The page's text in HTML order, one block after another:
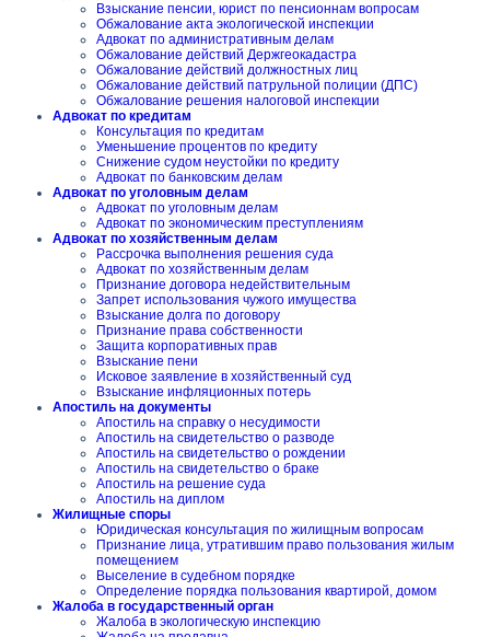
Взыскание пенсии, юрист по пенсионнам вопросам
Обжалование акта экологической инспекции
Адвокат по административным делам
Обжалование действий Держгеокадастра
Обжалование действий должностных лиц
Обжалование действий патрульной полиции (ДПС)
Обжалование решения налоговой инспекции
Адвокат по кредитам
Консультация по кредитам
Уменьшение процентов по кредиту
Снижение судом неустойки по кредиту
Адвокат по банковским делам
Адвокат по уголовным делам
Адвокат по уголовным делам
Адвокат по экономическим преступлениям
Адвокат по хозяйственным делам
Рассрочка выполнения решения суда
Адвокат по хозяйственным делам
Признание договора недействительным
Запрет использования чужого имущества
Взыскание долга по договору
Признание права собственности
Защита корпоративных прав
Взыскание пени
Исковое заявление в хозяйственный суд
Взыскание инфляционных потерь
Апостиль на документы
Апостиль на справку о несудимости
Апостиль на свидетельство о разводе
Апостиль на свидетельство о рождении
Апостиль на свидетельство о браке
Апостиль на решение суда
Апостиль на диплом
Жилищные споры
Юридическая консультация по жилищным вопросам
Признание лица, утратившим право пользования жилым
помещением
Выселение в судебном порядке
Определение порядка пользования квартирой, домом
Жалоба в государственный орган
Жалоба в экологическую инспекцию